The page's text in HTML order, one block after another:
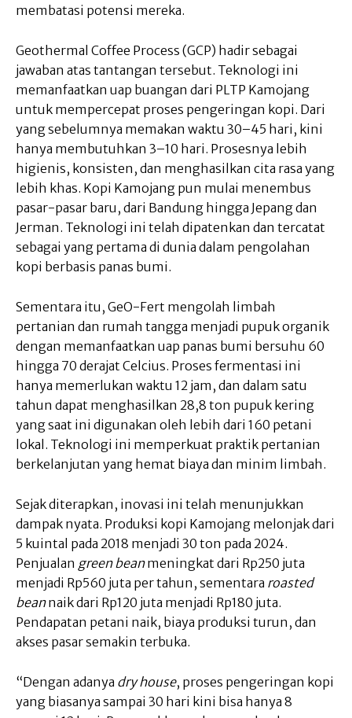
membatasi potensi mereka.
Geothermal Coffee Process (GCP) hadir sebagai
jawaban atas tantangan tersebut. Teknologi ini
memanfaatkan uap buangan dari PLTP Kamojang
untuk mempercepat proses pengeringan kopi. Dari
yang sebelumnya memakan waktu 30–45 hari, kini
hanya membutuhkan 3–10 hari. Prosesnya lebih
higienis, konsisten, dan menghasilkan cita rasa yang
lebih khas. Kopi Kamojang pun mulai menembus
pasar-pasar baru, dari Bandung hingga Jepang dan
Jerman. Teknologi ini telah dipatenkan dan tercatat
sebagai yang pertama di dunia dalam pengolahan
kopi berbasis panas bumi.
Sementara itu, GeO-Fert mengolah limbah
pertanian dan rumah tangga menjadi pupuk organik
dengan memanfaatkan uap panas bumi bersuhu 60
hingga 70 derajat Celcius. Proses fermentasi ini
hanya memerlukan waktu 12 jam, dan dalam satu
tahun dapat menghasilkan 28,8 ton pupuk kering
yang saat ini digunakan oleh lebih dari 160 petani
lokal. Teknologi ini memperkuat praktik pertanian
berkelanjutan yang hemat biaya dan minim limbah.
Sejak diterapkan, inovasi ini telah menunjukkan
dampak nyata. Produksi kopi Kamojang melonjak dari
5 kuintal pada 2018 menjadi 30 ton pada 2024.
Penjualan green beanmeningkat dari Rp250 juta
menjadi Rp560 juta per tahun, sementara roasted
beannaik dari Rp120 juta menjadi Rp180 juta.
Pendapatan petani naik, biaya produksi turun, dan
akses pasar semakin terbuka.
“Dengan adanya dry house, proses pengeringan kopi
yang biasanya sampai 30 hari kini bisa hanya 8